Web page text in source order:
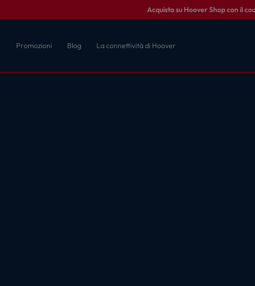
Acquista su Hoover Shop con il
Promozioni Blog La connettività di Hoover